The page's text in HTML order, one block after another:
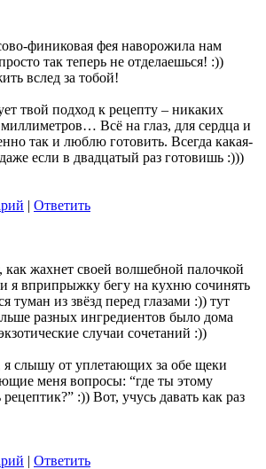
финиковая фея наворожила нам
так теперь не отделаешься! :))
вслед за тобой!
твой подход к рецепту – никаких
Всё на глаз, для сердца и
так и люблю готовить. Всегда какая-
если в двадцатый раз готовишь :)))
| Ответить
как жахнет своей волшебной палочкой
я вприпрыжку бегу на кухню сочинять
туман из звёзд перед глазами :)) тут
разных ингредиентов было дома
случаи сочетаний :))
слышу от уплетающих за обе щеки
меня вопросы: “где ты этому
:)) Вот, учусь давать как раз
| Ответить